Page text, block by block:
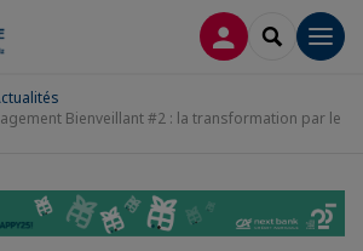
CONNEXION
Bienveillant #2 : la transformation par le